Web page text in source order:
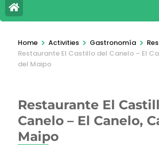
Home > Activities > Gastronomía >
Restaurante El Castillo del Canelo – El
del Maipo
Restaurante El
Canelo – El Canelo,
Maipo